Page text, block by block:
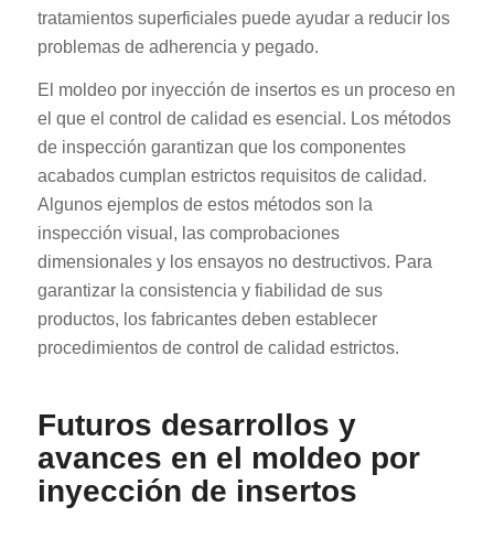
tratamientos superficiales puede ayudar a reducir los
problemas de adherencia y pegado.
El moldeo por inyección de insertos es un proceso en
el que el control de calidad es esencial. Los métodos
de inspección garantizan que los componentes
acabados cumplan estrictos requisitos de calidad.
Algunos ejemplos de estos métodos son la
inspección visual, las comprobaciones
dimensionales y los ensayos no destructivos. Para
garantizar la consistencia y fiabilidad de sus
productos, los fabricantes deben establecer
procedimientos de control de calidad estrictos.
Futuros desarrollos y
avances en el moldeo por
inyección de insertos